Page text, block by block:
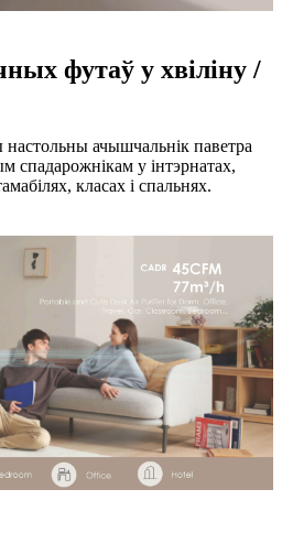
футаў у хвіліну /
ачышчальнік паветра
спадарожнікам у інтэрнатах,
класах і спальнях.